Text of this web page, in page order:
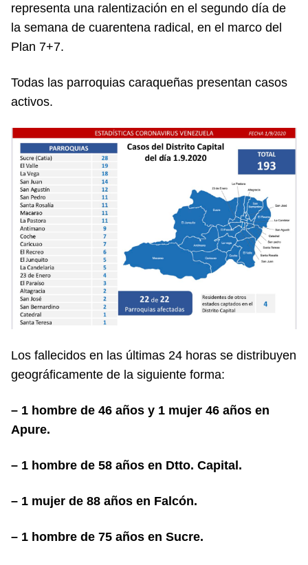
representa una ralentización en el segundo día de
la semana de cuarentena radical, en el marco del
Plan 7+7.
Todas las parroquias caraqueñas presentan casos
activos.
Los fallecidos en las últimas 24 horas se distribuyen
geográficamente de la siguiente forma:
– 1 hombre de 46 años y 1 mujer 46 años en
Apure.
– 1 hombre de 58 años en Dtto. Capital.
– 1 mujer de 88 años en Falcón.
– 1 hombre de 75 años en Sucre.